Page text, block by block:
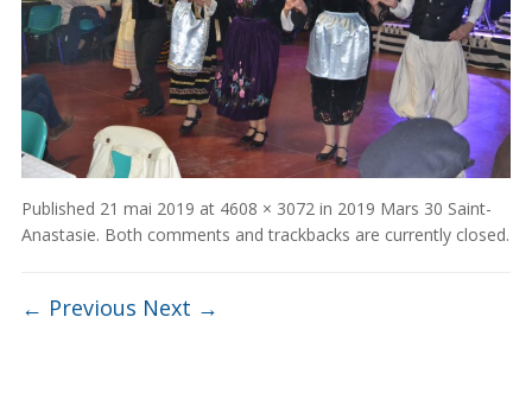
Published 21 mai 2019 at 4608 × 3072 in 2019 Mars 30 Saint-
Anastasie. Both comments and trackbacks are currently closed.
← Previous Next →